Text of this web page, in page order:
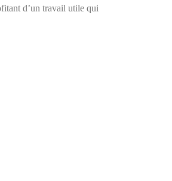
d’un travail utile qui